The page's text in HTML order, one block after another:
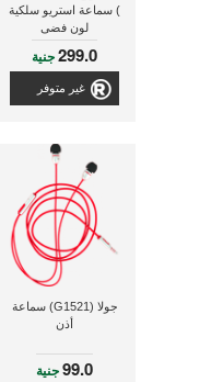
) سماعة استريو سلكية
لون فضى
299.0جنية
غير متوفر
جولا (G1521) سماعة
أذن
99.0جنية